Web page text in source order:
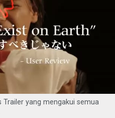
yang mengakui semua